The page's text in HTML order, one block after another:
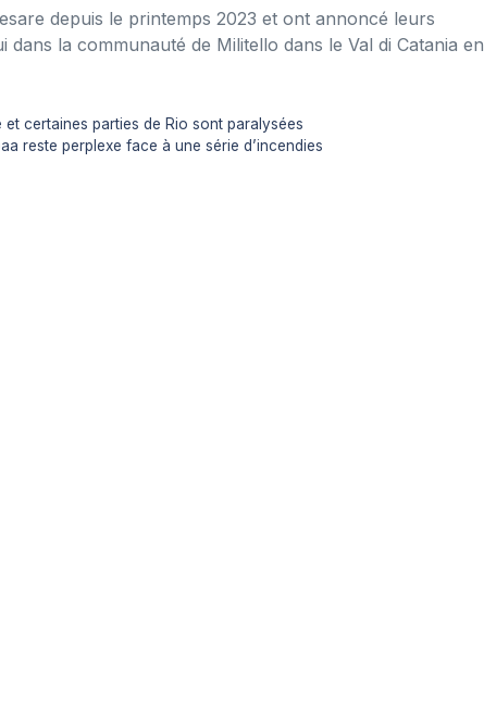
depuis le printemps 2023 et ont annoncé leurs
la communauté de Militello dans le Val di Catania en
certaines parties de Rio sont paralysées
reste perplexe face à une série d’incendies